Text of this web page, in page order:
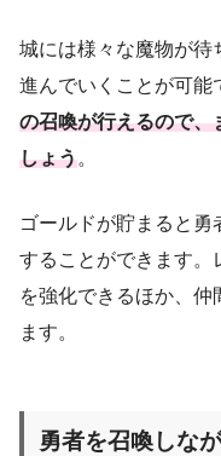
城には様々な魔物が待
進んでいくことが可能
の召喚が行えるので、
しょう。
ゴールドが貯まると勇
することができます。
を強化できるほか、
ます。
勇者を召喚しな